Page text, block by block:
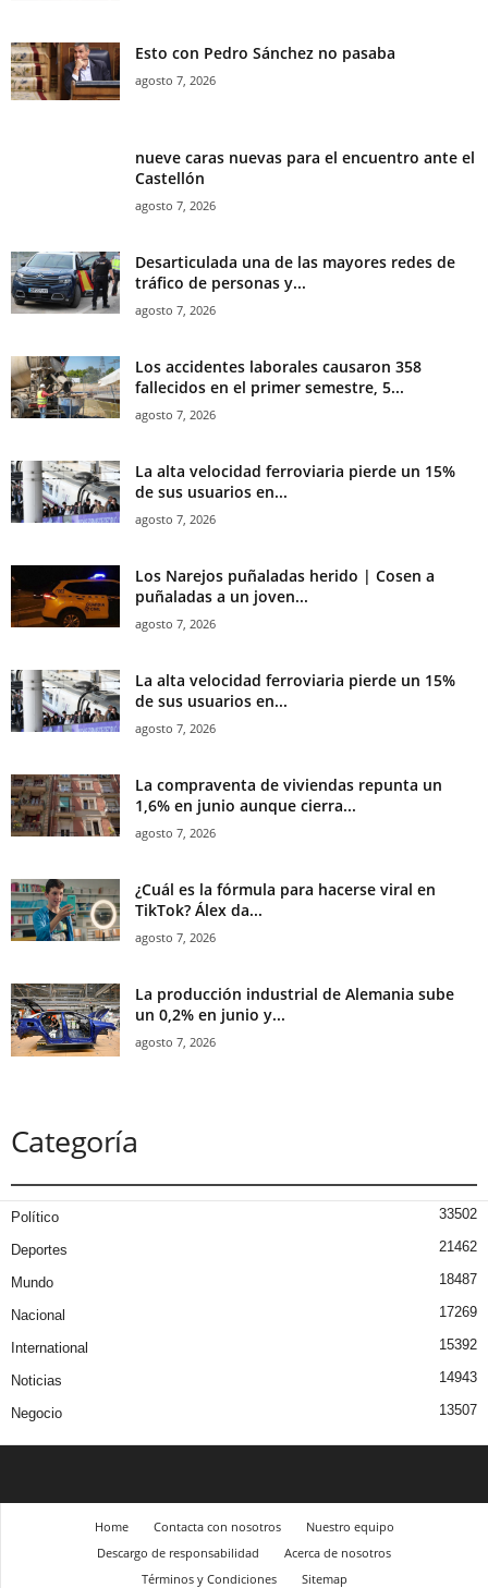
Esto con Pedro Sánchez no pasaba
agosto 7, 2026
nueve caras nuevas para el encuentro ante el
Castellón
agosto 7, 2026
Desarticulada una de las mayores redes de
tráfico de personas y...
agosto 7, 2026
Los accidentes laborales causaron 358
fallecidos en el primer semestre, 5...
agosto 7, 2026
La alta velocidad ferroviaria pierde un 15%
de sus usuarios en...
agosto 7, 2026
Los Narejos puñaladas herido | Cosen a
puñaladas a un joven...
agosto 7, 2026
La alta velocidad ferroviaria pierde un 15%
de sus usuarios en...
agosto 7, 2026
La compraventa de viviendas repunta un
1,6% en junio aunque cierra...
agosto 7, 2026
¿Cuál es la fórmula para hacerse viral en
TikTok? Álex da...
agosto 7, 2026
La producción industrial de Alemania sube
un 0,2% en junio y...
agosto 7, 2026
Categoría
Político 33502
Deportes 21462
Mundo 18487
Nacional 17269
International 15392
Noticias 14943
Negocio 13507
Home Contacta con nosotros
Nuestro equipo
Descargo de responsabilidad
Acerca de nosotros
Términos y Condiciones
Sitemap